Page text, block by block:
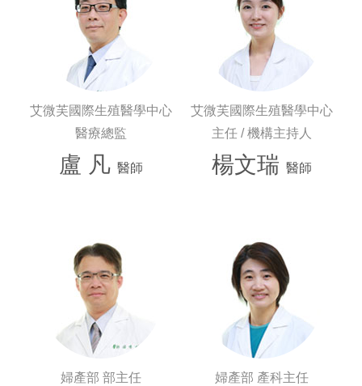
艾微芙國際生殖醫學中心
醫療總監
盧 凡 醫師
艾微芙國際生殖醫學中心
主任 / 機構主持人
楊文瑞 醫師
婦產部 部主任 婦產部 產科主任